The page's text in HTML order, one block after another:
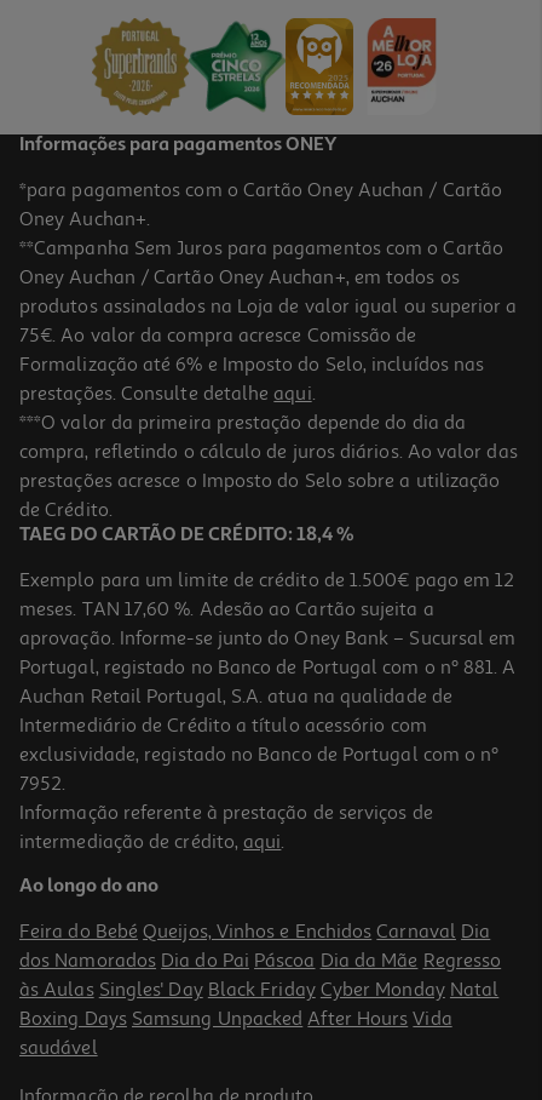
4.8
Bolacha Recheada Gullon Dibus Magic 154 G
11.62 €/Kg
1,79 €
-17%
Bolacha Kinder Cards 128g
19.45 €/Kg
2,49 €
Promoção
Informações para pagamentos ONEY
*para pagamentos com o Cartão Oney Auchan / Cartão
Oney Auchan+.
**Campanha Sem Juros para pagamentos com o Cartão
Oney Auchan / Cartão Oney Auchan+, em todos os
produtos assinalados na Loja de valor igual ou superior a
75€. Ao valor da compra acresce Comissão de
Formalização até 6% e Imposto do Selo, incluídos nas
prestações. Consulte detalhe aqui.
***O valor da primeira prestação depende do dia da
compra, refletindo o cálculo de juros diários. Ao valor das
prestações acresce o Imposto do Selo sobre a utilização
de Crédito.
TAEG DO CARTÃO DE CRÉDITO: 18,4 %
Exemplo para um limite de crédito de 1.500€ pago em 12
meses. TAN 17,60 %. Adesão ao Cartão sujeita a
aprovação. Informe-se junto do Oney Bank – Sucursal em
Portugal, registado no Banco de Portugal com o nº 881. A
Auchan Retail Portugal, S.A. atua na qualidade de
Intermediário de Crédito a título acessório com
exclusividade, registado no Banco de Portugal com o nº
7952.
Informação referente à prestação de serviços de
intermediação de crédito, aqui.
Ao longo do ano
Feira do Bebé Queijos, Vinhos e Enchidos Carnaval Dia
dos Namorados Dia do Pai Páscoa Dia da Mãe Regresso
às Aulas Singles' Day Black Friday Cyber Monday Natal
Boxing Days Samsung Unpacked After Hours Vida
saudável